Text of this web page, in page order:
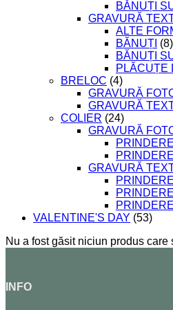
BĂNUȚI
GRAVURĂ
ALTE
BĂNUȚI (8)
BĂNUȚI
PLĂCUȚE
BRELOC (4)
GRAVURĂ
GRAVURĂ
COLIER (24)
GRAVURĂ
GRAVURĂ
VALENTINE'S DAY (53)
Nu a fost găsit niciun produs
INFO